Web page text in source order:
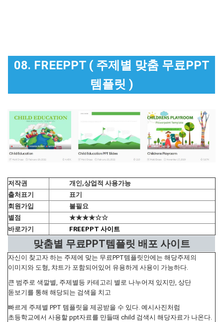
08. FREEPPT ( 주제별 맞춤 무료PPT
템플릿 )
저작권
개인,상업적 사용가능
출처표기
표기
회원가입
불필요
별점
★★★★☆☆
바로가기
FREEPPT 사이트
맞춤별 무료PPT템플릿 배포 사이트
자신이 찾고자 하는 주제에 맞는 무료PPT템플릿안에는 해당주제의
이미지와 도형, 챠트가 포함되어있어 유용하게 사용이 가능하다.
큰 범주로 색깔별, 주제별등 카테고리 별로 나누어져 있지만, 상단
돋보기를 통해 해당되는 검색을 치고
빠르게 주제별 PPT 템플릿을 제공받을 수 있다. 예시사진처럼
초등학교에서 사용할 ppt자료를 만들때 child 검색시 해당자료가 나온다.